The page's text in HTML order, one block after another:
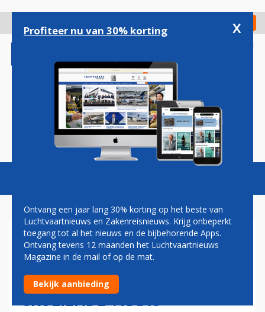
gaan
Check in
Magazine Podcasts Vacatures
ALASKA AIRLINES ZET EXTRA
STOELEN IN LUXE
REISKLASSEN WEGENS
GROEIENDE VRAAG
Profiteer nu van 30% korting x
Ontvang een jaar lang 30% korting op het beste van
Luchtvaartnieuws en Zakenreisnieuws. Krijg onbeperkt
toegang tot al het nieuws en de bijbehorende Apps.
Ontvang tevens 12 maanden het Luchtvaartnieuws
Magazine in de mail of op de mat.
Bekijk aanbieding